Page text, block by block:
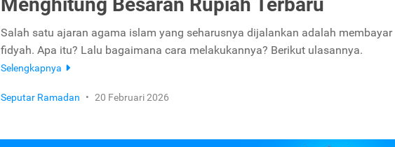
Salah satu ajaran agama islam yang seharusnya dijalankan adalah membayar
fidyah. Apa itu? Lalu bagaimana cara melakukannya? Berikut ulasannya.
Selengkapnya
Seputar Ramadan • 20 Februari 2026